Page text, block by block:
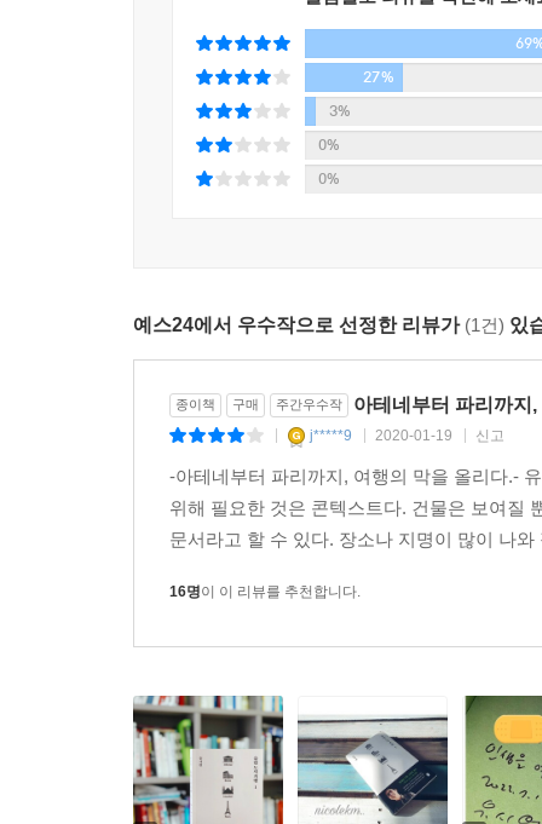
빈의 음식, 시씨가 옳았다!
보티프교회, 빈대학교, 시청사, 국회의사당
뜻밖의 발견, 훈데르트바서
빈틈없는 도시
지정학의 불운
자부심과 열등감
리스트 기념관과 테러하우스
부다 왕궁지구
너지 총리의 동상
강변에 남은 구두
겔레르트 언덕의 치터델러
메멘토 파크
시씨의 여름별장 괴델레궁
3. 프라하, 뭘 해도 괜찮을 듯한
겸손한 틴 성당
27%
3%
0%
0%
예스24에서 우수작으로 선정한 리뷰가 (1건) 있
종이책 구매 주간우수작 아테네부터 파리까지
j*****9 2020-01-19 신고
-아테네부터 파리까지, 여행의 막을 올리다.-
위해 필요한 것은 콘텍스트다. 건물은 보여질
문서라고 할 수 있다. 장소나 지명이 많이 나
16명이 이 리뷰를 추천합니다.